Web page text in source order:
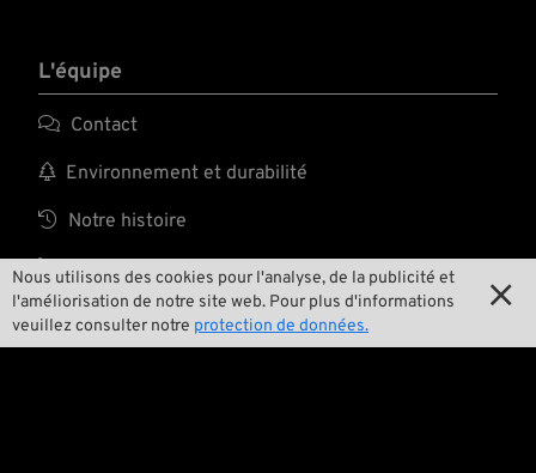
Nous utilisons des cookies pour l'analyse, de la publicité et
l'améliorisation de notre site web. Pour plus d'informations
veuillez consulter notre protection de données.

L'équipe
 Contact
 Environnement et durabilité
 Notre histoire
Wrecking Crew